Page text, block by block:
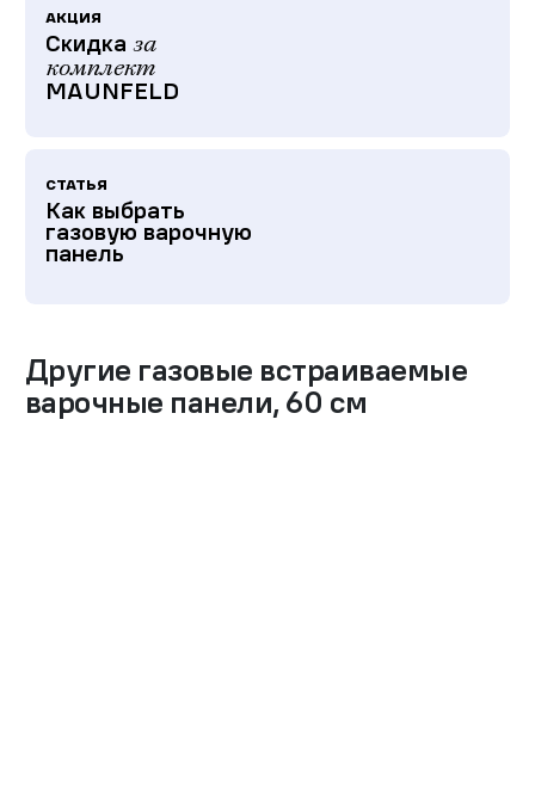
АКЦИЯ
Скидка за
комплект
MAUNFELD
СТАТЬЯ
Как выбрать
газовую варочную
панель
Другие газовые встраиваемые
варочные панели, 60 см